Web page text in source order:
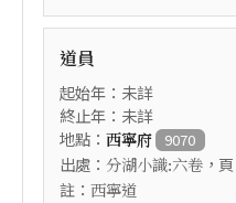
道員
起始年：未詳
終止年：未詳
地點： 西寧府 9070
出處： 分湖小識:六卷 ，頁
註： 西寧道